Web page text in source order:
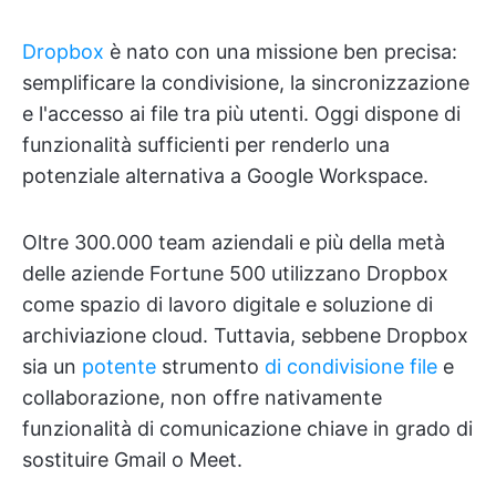
Dropbox è nato con una missione ben precisa:
semplificare la condivisione, la sincronizzazione
e l'accesso ai file tra più utenti. Oggi dispone di
funzionalità sufficienti per renderlo una
potenziale alternativa a Google Workspace.
Oltre 300.000 team aziendali e più della metà
delle aziende Fortune 500 utilizzano Dropbox
come spazio di lavoro digitale e soluzione di
archiviazione cloud. Tuttavia, sebbene Dropbox
sia un potente strumento di condivisione file e
collaborazione, non offre nativamente
funzionalità di comunicazione chiave in grado di
sostituire Gmail o Meet.